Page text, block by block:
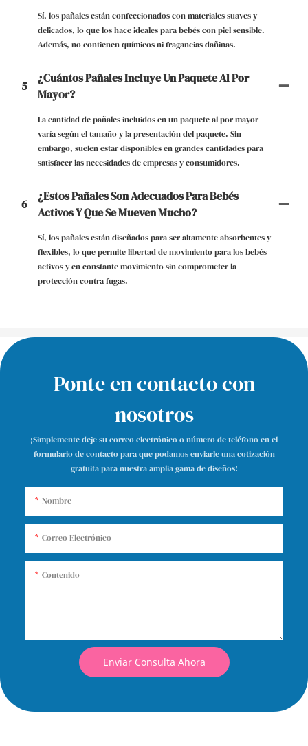
Sí, los pañales están confeccionados con materiales suaves y
delicados, lo que los hace ideales para bebés con piel sensible.
Además, no contienen químicos ni fragancias dañinas.
5
¿Cuántos Pañales Incluye Un Paquete Al Por
Mayor?
La cantidad de pañales incluidos en un paquete al por mayor
varía según el tamaño y la presentación del paquete. Sin
embargo, suelen estar disponibles en grandes cantidades para
satisfacer las necesidades de empresas y consumidores.
6
¿Estos Pañales Son Adecuados Para Bebés
Activos Y Que Se Mueven Mucho?
Sí, los pañales están diseñados para ser altamente absorbentes y
flexibles, lo que permite libertad de movimiento para los bebés
activos y en constante movimiento sin comprometer la
protección contra fugas.
Ponte en contacto con
nosotros
¡Simplemente deje su correo electrónico o número de teléfono en el
formulario de contacto para que podamos enviarle una cotización
gratuita para nuestra amplia gama de diseños!
Nombre
Correo Electrónico
Contenido
Enviar Consulta Ahora